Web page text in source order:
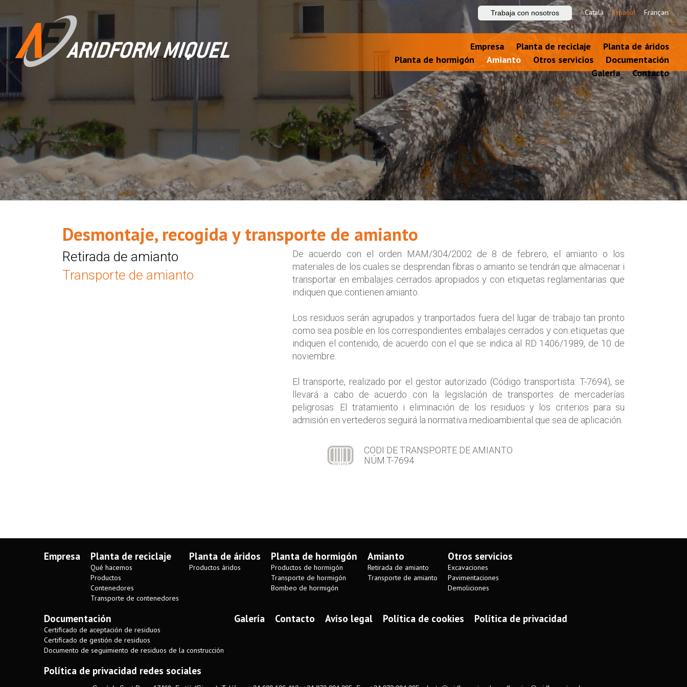
Trabaja con nosotros Català Español Français
Empresa Planta de reciclaje
Planta de áridos
Planta de hormigón
Amianto Otros servicios
Documentación
Galería
Contacto
Desmontaje, recogida y transporte de amianto
Retirada de amianto
Transporte de amianto
De acuerdo con el orden MAM/304/2002 de 8 de febrero, el amianto o los
materiales de los cuales se desprendan fibras o amianto se tendrán que almacenar i
transportar en embalajes cerrados apropiados y con etiquetas reglamentarias que
indiquen que contienen amianto.
Los residuos serán agrupados y tranportados fuera del lugar de trabajo tan pronto
como sea posible en los correspondientes embalajes cerrados y con etiquetas que
indiquen el contenido, de acuerdo con el que se indica al RD 1406/1989, de 10 de
noviembre.
El transporte, realizado por el gestor autorizado (Código transportista: T-7694), se
llevará a cabo de acuerdo con la legislación de transportes de mercaderías
peligrosas. El tratamiento i eliminación de los residuos y los criterios para su
admisión en vertederos seguirá la normativa medioambiental que sea de aplicación.
CODI DE TRANSPORTE DE AMIANTO
NÚM.T-7694
Empresa Planta de reciclaje
Qué hacemos
Productos
Contenedores
Transporte de contenedores
Planta de áridos
Productos áridos
Planta de hormigón
Productos de hormigón
Transporte de hormigón
Bombeo de hormigón
Amianto
Retirada de amianto
Transporte de amianto
Otros servicios
Excavaciones
Pavimentaciones
Demoliciones
Documentación
Certificado de aceptación de residuos
Certificado de gestión de residuos
Documento de seguimiento de residuos de la construcción
Galería Contacto Avíso legal Política de cookies Política de privacidad
Política de privacidad redes sociales